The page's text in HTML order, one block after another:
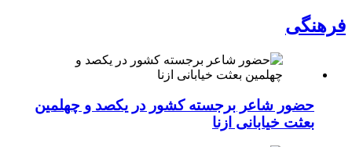
فرهنگی
حضور شاعر برجسته کشور در یکصد و چهلمین
بعثت خیابانی ازنا